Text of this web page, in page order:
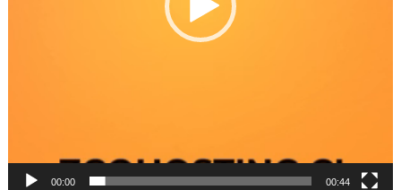
00:00 00:44